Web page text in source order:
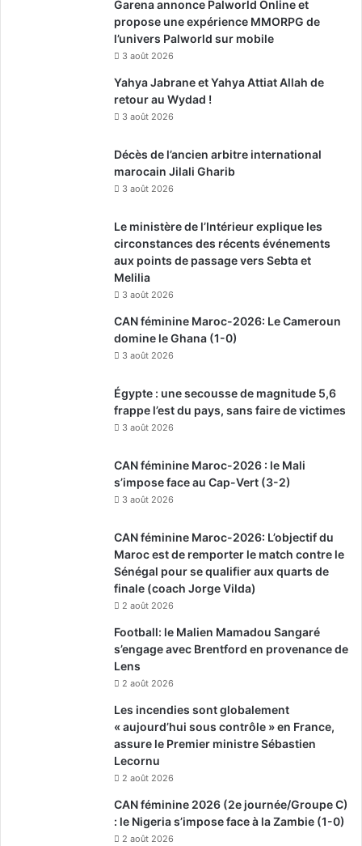
Garena annonce Palworld Online et
propose une expérience MMORPG de
l’univers Palworld sur mobile
3 août 2026
Yahya Jabrane et Yahya Attiat Allah de
retour au Wydad !
3 août 2026
Décès de l’ancien arbitre international
marocain Jilali Gharib
3 août 2026
Le ministère de l’Intérieur explique les
circonstances des récents événements
aux points de passage vers Sebta et
Melilia
3 août 2026
CAN féminine Maroc-2026: Le Cameroun
domine le Ghana (1-0)
3 août 2026
Égypte : une secousse de magnitude 5,6
frappe l’est du pays, sans faire de victimes
3 août 2026
CAN féminine Maroc-2026 : le Mali
s’impose face au Cap-Vert (3-2)
3 août 2026
CAN féminine Maroc-2026: L’objectif du
Maroc est de remporter le match contre le
Sénégal pour se qualifier aux quarts de
finale (coach Jorge Vilda)
2 août 2026
Football: le Malien Mamadou Sangaré
s’engage avec Brentford en provenance de
Lens
2 août 2026
Les incendies sont globalement
« aujourd’hui sous contrôle » en France,
assure le Premier ministre Sébastien
Lecornu
2 août 2026
CAN féminine 2026 (2e journée/Groupe C)
: le Nigeria s’impose face à la Zambie (1-0)
2 août 2026